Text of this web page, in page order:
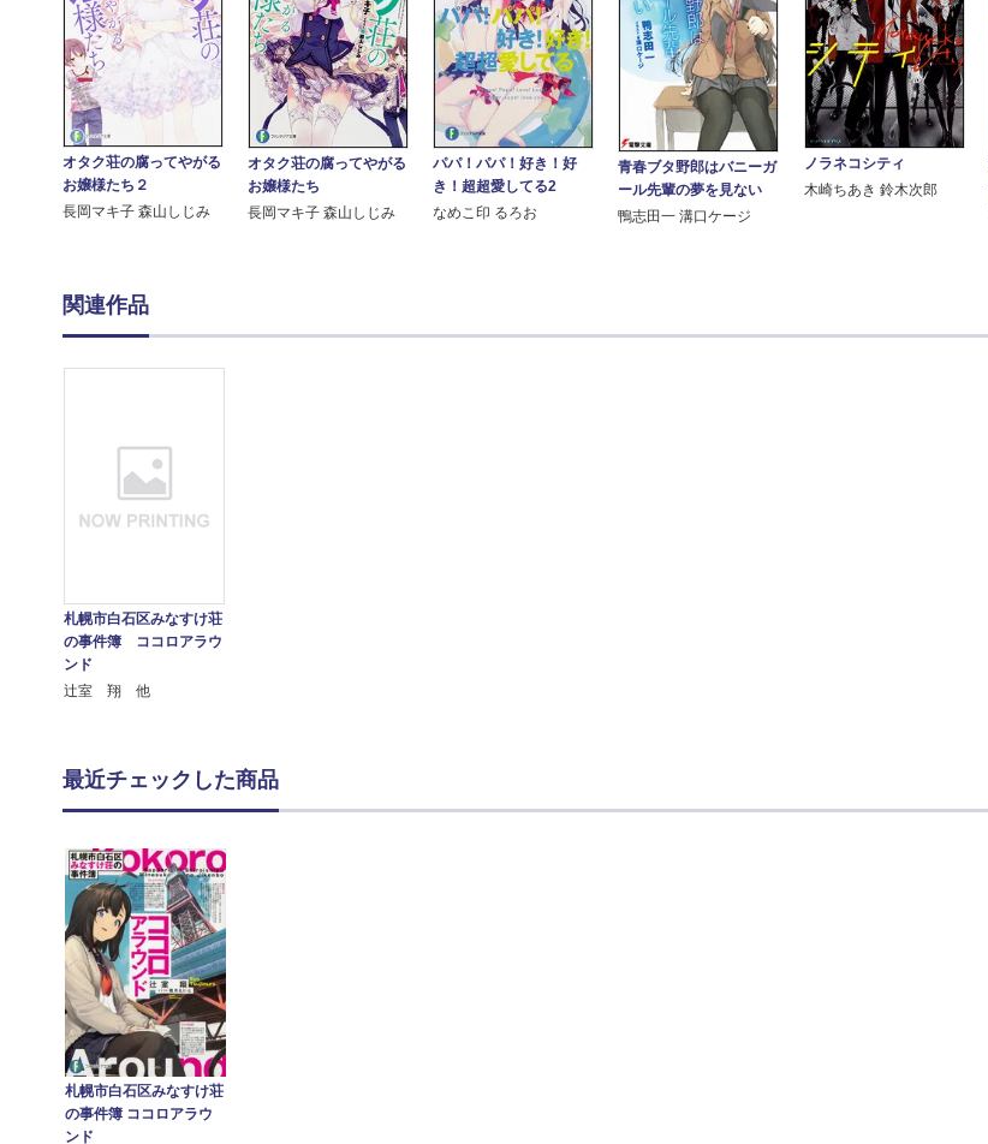
オタク荘の腐ってやがる
お嬢様たち２
長岡マキ子 森山しじみ
オタク荘の腐ってやがる
お嬢様たち
長岡マキ子 森山しじみ
パパ！パパ！好き！好
き！超超愛してる2
なめこ印 るろお
青春ブタ野郎はバニーガ
ール先輩の夢を見ない
鴨志田一 溝口ケージ
ノラネコシティ
木崎ちあき 鈴木次郎
関連作品
札幌市白石区みなすけ荘
の事件簿 ココロアラウ
ンド
辻室 翔 他
最近チェックした商品
札幌市白石区みなすけ荘
の事件簿 ココロアラウ
ンド